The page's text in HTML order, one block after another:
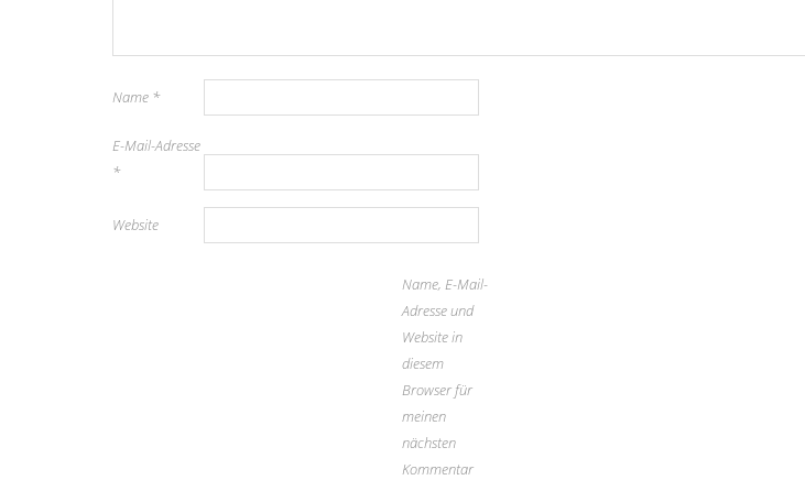
Name *
E-Mail-Adresse
*
Website
Name, E-Mail-
Adresse und
Website in
diesem
Browser für
meinen
nächsten
Kommentar